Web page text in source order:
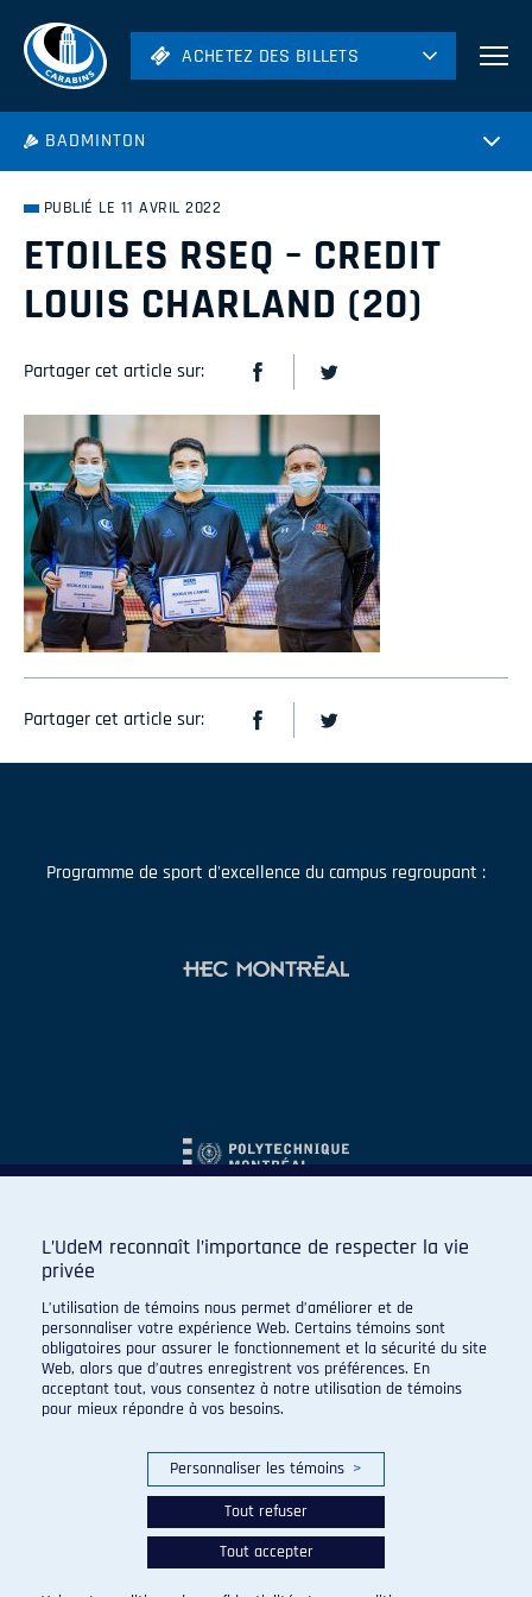
ACHETEZ DES BILLETS
ACHETEZ DES BILLETS
BADMINTON
PUBLIÉ LE 11 AVRIL 2022
ETOILES RSEQ – CREDIT
LOUIS CHARLAND (20)
Partager cet article sur:
Partager cet article sur:
Programme de sport d'excellence du campus regroupant :
© 2026 Carabins de l'Université de Montréal. Tous droits
réservés.
L’UdeM reconnaît l’importance de respecter la vie
privée
L’utilisation de témoins nous permet d’améliorer et de
personnaliser votre expérience Web. Certains témoins sont
obligatoires pour assurer le fonctionnement et la sécurité du site
Web, alors que d’autres enregistrent vos préférences. En
acceptant tout, vous consentez à notre utilisation de témoins
pour mieux répondre à vos besoins.
Personnaliser les témoins >
Tout refuser
Tout accepter